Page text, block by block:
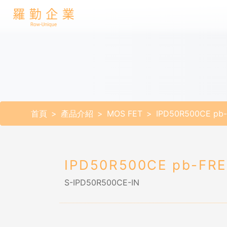
首頁 產品介紹 MOS FET IPD50R500CE pb-
IPD50R500CE pb-
S-IPD50R500CE-IN